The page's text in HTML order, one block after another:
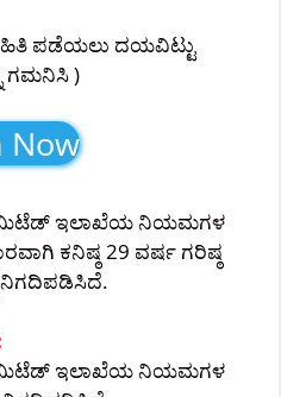
ಪಡೆಯಲು ದಯವಿಟ್ಟು
ಗಮನಿಸಿ )
Now
ಇಲಾಖೆಯ ನಿಯಮಗಳ
ಕನಿಷ್ಠ 29 ವರ್ಷ ಗರಿಷ್ಠ
ಇಲಾಖೆಯ ನಿಯಮಗಳ